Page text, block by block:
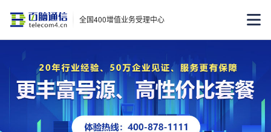
全国400增值业务受理中心